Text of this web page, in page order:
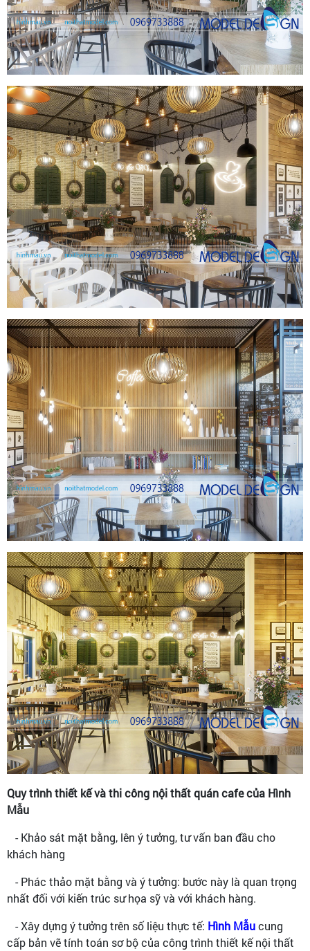
Quy trình thiết kế và thi công nội thất quán cafe của Hình
Mẫu
- Khảo sát mặt bằng, lên ý tưởng, tư vấn ban đầu cho
khách hàng
- Phác thảo mặt bằng và ý tưởng: bước này là quan trọng
nhất đối với kiến trúc sư họa sỹ và với khách hàng.
- Xây dựng ý tưởng trên số liệu thực tế: Hình Mẫucung
cấp bản vẽ tính toán sơ bộ của công trình thiết kế nội thất